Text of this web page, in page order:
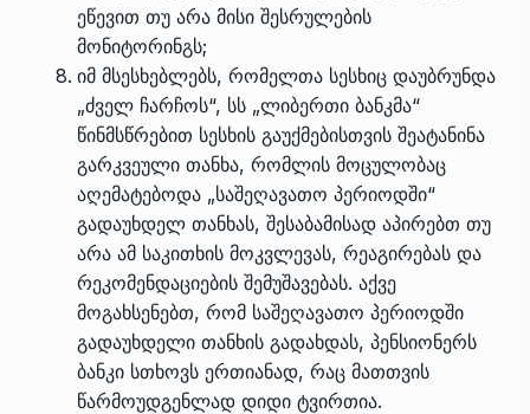
ეწევით თუ არა მისი შესრულების
მონიტორინგს;
იმ მსესხებლებს, რომელთა სესხიც დაუბრუნდა
„ძველ ჩარჩოს“, სს „ლიბერთი ბანკმა“
წინმსწრებით სესხის გაუქმებისთვის შეატანინა
გარკვეული თანხა, რომლის მოცულობაც
აღემატებოდა „საშეღავათო პერიოდში“
გადაუხდელ თანხას, შესაბამისად აპირებთ თუ
არა ამ საკითხის მოკვლევას, რეაგირებას და
რეკომენდაციების შემუშავებას. აქვე
მოგახსენებთ, რომ საშეღავათო პერიოდში
გადაუხდელი თანხის გადახდას, პენსიონერს
ბანკი სთხოვს ერთიანად, რაც მათთვის
წარმოუდგენლად დიდი ტვირთია.